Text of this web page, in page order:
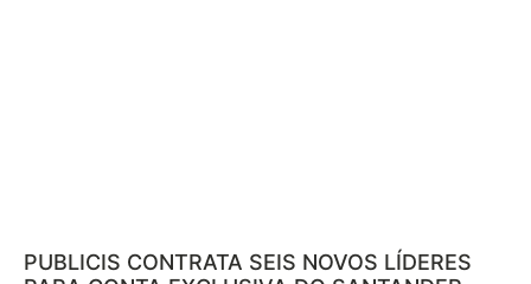
PUBLICIS CONTRATA SEIS NOVOS LÍDERES